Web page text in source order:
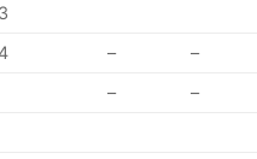
–
–
– –